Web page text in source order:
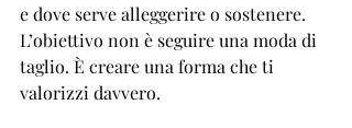
e dove serve alleggerire o sostenere.
L’obiettivo non è seguire una moda di
taglio. È creare una forma che ti
valorizzi davvero.